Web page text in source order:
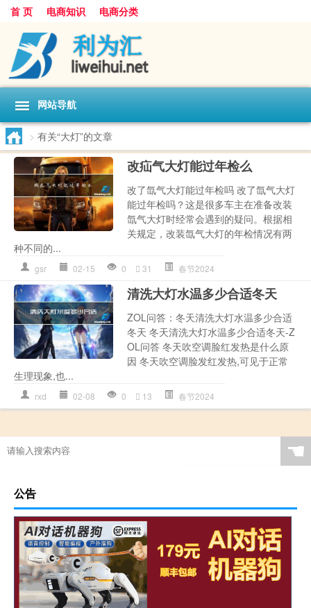
首 页 电商知识 电商分类
网站导航
> 有关“大灯”的文章
改疝气大灯能过年检么
改了氙气大灯能过年检吗 改了氙气大灯
能过年检吗？这是很多车主在准备改装
氙气大灯时经常会遇到的疑问。根据相
关规定，改装氙气大灯的年检情况有两
种不同的...
gsr 02-15 0 31 春节2024
清洗大灯水温多少合适冬天
ZOL问答：冬天清洗大灯水温多少合适
冬天 冬天清洗大灯水温多少合适冬天-Z
OL问答 冬天吹空调脸红发热是什么原
因 冬天吹空调脸发红发热,可见于正常
生理现象,也...
rxd 02-08 0 13 春节2024
☚
公告